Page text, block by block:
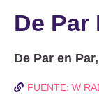
De Par
De Par en
FUENTE: W